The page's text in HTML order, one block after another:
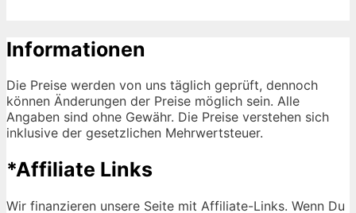
Informationen
Die Preise werden von uns täglich geprüft, dennoch
können Änderungen der Preise möglich sein. Alle
Angaben sind ohne Gewähr. Die Preise verstehen sich
inklusive der gesetzlichen Mehrwertsteuer.
*Affiliate Links
Wir finanzieren unsere Seite mit Affiliate-Links. Wenn Du